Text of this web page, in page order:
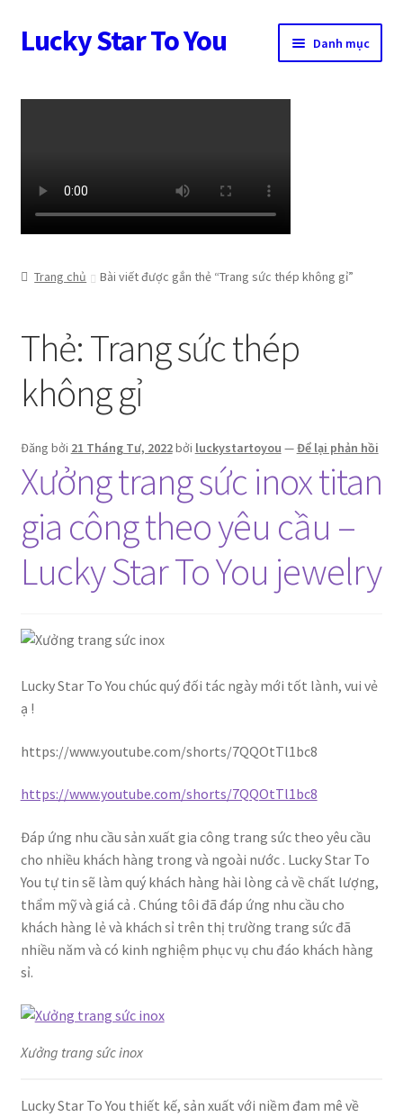
Đi
đến
hướng
Chuyển
đến
dung
Lucky Star To You Danh mục
Cửa hàng
Tài khoản
Trang chủ Bài viết được gắn thẻ “Trang sức thép không gỉ”
Thẻ:Trang sức thép
không gỉ
Đăng bởi 21 Tháng Tư, 2022bởi luckystartoyou —Để lại phản hồi
Xưởng trang sức inox titan
gia công theo yêu cầu –
Lucky Star To You jewelry
Lucky Star To You chúc quý đối tác ngày mới tốt lành, vui vẻ
ạ !
https://www.youtube.com/shorts/7QQOtTl1bc8
https://www.youtube.com/shorts/7QQOtTl1bc8
Đáp ứng nhu cầu sản xuất gia công trang sức theo yêu cầu
cho nhiều khách hàng trong và ngoài nước . Lucky Star To
You tự tin sẽ làm quý khách hàng hài lòng cả về chất lượng,
thẩm mỹ và giá cả . Chúng tôi đã đáp ứng nhu cầu cho
khách hàng lẻ và khách sỉ trên thị trường trang sức đã
nhiều năm và có kinh nghiệm phục vụ chu đáo khách hàng
sỉ.
Xưởng trang sức inox
Lucky Star To You thiết kế, sản xuất với niềm đam mê về